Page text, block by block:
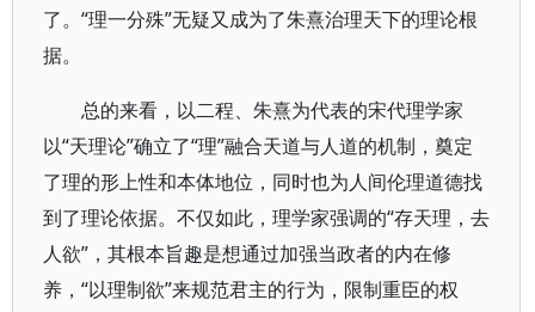
了。“理一分殊”无疑又成为了朱熹治理天下的理论根
据。
总的来看，以二程、朱熹为代表的宋代理学家
以“天理论”确立了“理”融合天道与人道的机制，奠定
了理的形上性和本体地位，同时也为人间伦理道德找
到了理论依据。不仅如此，理学家强调的“存天理，去
人欲”，其根本旨趣是想通过加强当政者的内在修
养，“以理制欲”来规范君主的行为，限制重臣的权